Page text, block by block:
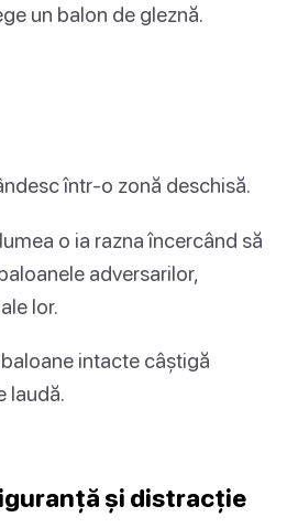
un balon de gleznă.
într-o zonă deschisă.
o ia razna încercând să
adversarilor,
lor.
intacte câștigă
laudă.
și distracție